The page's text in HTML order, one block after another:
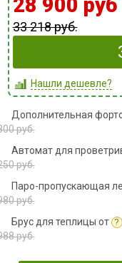
28 900 руб
33 218 руб.
Нашли дешевле?
Дополнительная
руб.
Автомат для
руб.
Паро-пропускающая
руб.
Брус для теплицы от ?
руб.